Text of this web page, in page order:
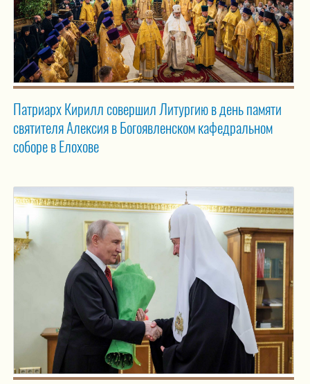
Патриарх Кирилл совершил Литургию в день памяти
святителя Алексия в Богоявленском кафедральном
соборе в Елохове